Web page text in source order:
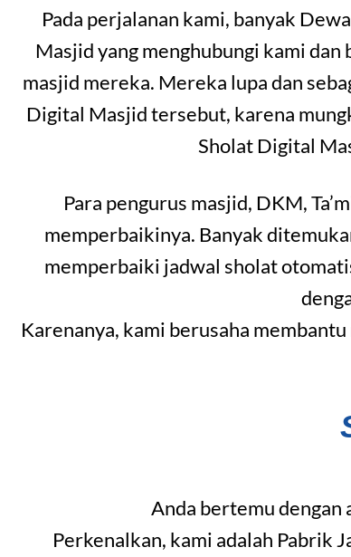
Pada perjalanan kami, banyak
Masjid yang menghubungi kami
masjid mereka. Mereka lupa dan
Digital Masjid tersebut, karena
Sholat Digital
Para pengurus masjid, DKM,
memperbaikinya. Banyak
memperbaiki jadwal sholat
Karenanya, kami berusaha
Anda bertemu dengan
Perkenalkan, kami adalah Pabrik